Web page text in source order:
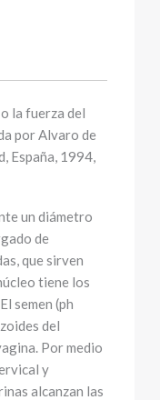
la fuerza del
por Alvaro de
España, 1994,
un diámetro
de
que sirven
tiene los
semen (ph
del
Por medio
y
alcanzan las